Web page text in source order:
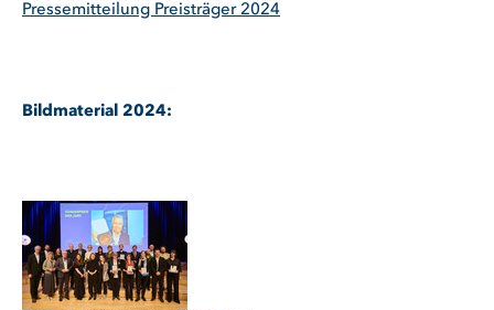
Pressemitteilung Preisträger 2024
Bildmaterial 2024: